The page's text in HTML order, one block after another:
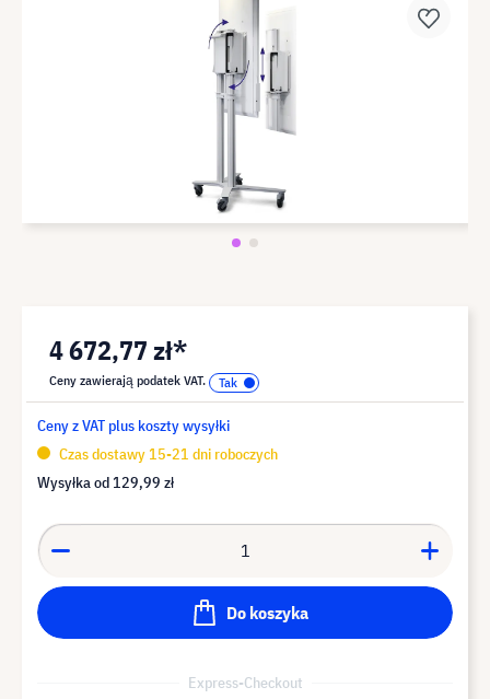
4 672,77 zł*
Ceny zawierają podatek VAT.
Ceny z VAT plus koszty wysyłki
Czas dostawy 15-21 dni roboczych
Wysyłka od 129,99 zł
Do koszyka
Express-Checkout